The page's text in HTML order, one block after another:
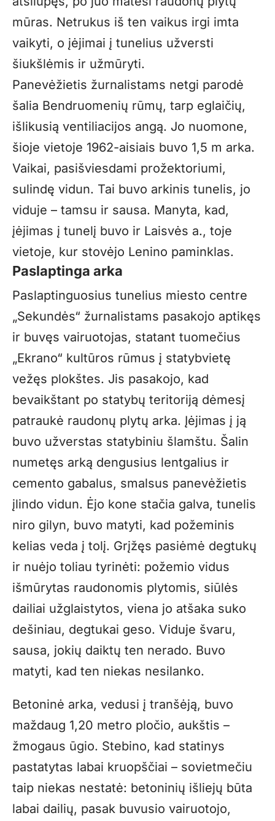
mūras. Netrukus iš ten vaikus irgi imta
vaikyti, o įėjimai į tunelius užversti
šiukšlėmis ir užmūryti.
Panevėžietis žurnalistams netgi parodė
šalia Bendruomenių rūmų, tarp eglaičių,
išlikusią ventiliacijos angą. Jo nuomone,
šioje vietoje 1962-aisiais buvo 1,5 m arka.
Vaikai, pasišviesdami prožektoriumi,
sulindę vidun. Tai buvo arkinis tunelis, jo
viduje – tamsu ir sausa. Manyta, kad,
įėjimas į tunelį buvo ir Laisvės a., toje
vietoje, kur stovėjo Lenino paminklas.
Paslaptinga arka
Paslaptinguosius tunelius miesto centre
„Sekundės“ žurnalistams pasakojo aptikęs
ir buvęs vairuotojas, statant tuomečius
„Ekrano“ kultūros rūmus į statybvietę
vežęs plokštes. Jis pasakojo, kad
bevaikštant po statybų teritoriją dėmesį
patraukė raudonų plytų arka. Įėjimas į ją
buvo užverstas statybiniu šlamštu. Šalin
numetęs arką dengusius lentgalius ir
cemento gabalus, smalsus panevėžietis
įlindo vidun. Ėjo kone stačia galva, tunelis
niro gilyn, buvo matyti, kad požeminis
kelias veda į tolį. Grįžęs pasiėmė degtukų
ir nuėjo toliau tyrinėti: požemio vidus
išmūrytas raudonomis plytomis, siūlės
dailiai užglaistytos, viena jo atšaka suko
dešiniau, degtukai geso. Viduje švaru,
sausa, jokių daiktų ten nerado. Buvo
matyti, kad ten niekas nesilanko.
Betoninė arka, vedusi į tranšėją, buvo
maždaug 1,20 metro pločio, aukštis –
žmogaus ūgio. Stebino, kad statinys
pastatytas labai kruopščiai – sovietmečiu
taip niekas nestatė: betoninių išliejų būta
labai dailių, pasak buvusio vairuotojo,